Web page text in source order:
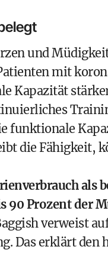
und
mit
Kapazität
funktionale
die Fähigkeit,
als
90 Prozent der
verweist
Das erklärt den